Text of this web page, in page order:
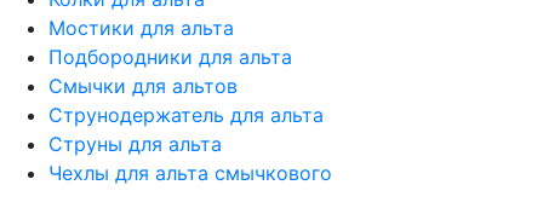
Мостики для альта
Подбородники для альта
Смычки для альтов
Струнодержатель для альта
Струны для альта
Чехлы для альта смычкового